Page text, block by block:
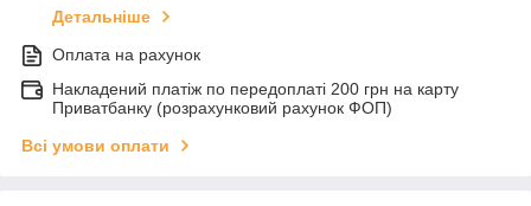
Детальніше
Оплата на рахунок
Накладений платіж по передоплаті 200 грн на карту
Приватбанку (розрахунковий рахунок ФОП)
Всі умови оплати